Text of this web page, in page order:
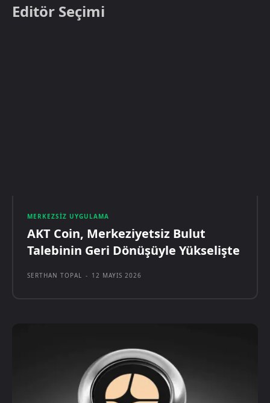
Editör Seçimi
MERKEZSIZ UYGULAMA
AKT Coin, Merkeziyetsiz Bulut
Talebinin Geri Dönüşüyle Yükselişte
SERTHAN TOPAL - 12 MAYIS 2026